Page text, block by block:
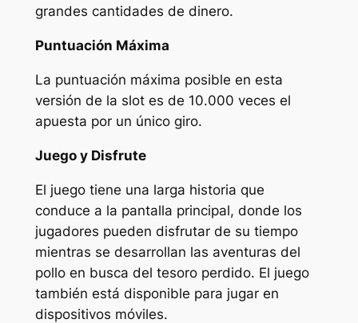
grandes cantidades de dinero.
Puntuación Máxima
La puntuación máxima posible en esta
versión de la slot es de 10.000 veces el
apuesta por un único giro.
Juego y Disfrute
El juego tiene una larga historia que
conduce a la pantalla principal, donde los
jugadores pueden disfrutar de su tiempo
mientras se desarrollan las aventuras del
pollo en busca del tesoro perdido. El juego
también está disponible para jugar en
dispositivos móviles.